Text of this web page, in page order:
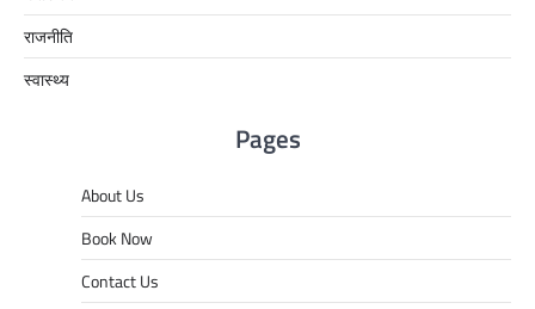
राजनीति
स्वास्थ्य
Pages
About Us
Book Now
Contact Us